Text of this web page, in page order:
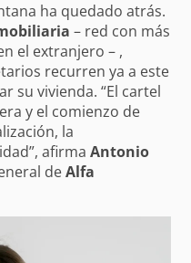
ha quedado atrás.
– red con más
el extranjero – ,
recurren ya a este
su vivienda. “El cartel
y el comienzo de
la
afirmaAntonio
deAlfa